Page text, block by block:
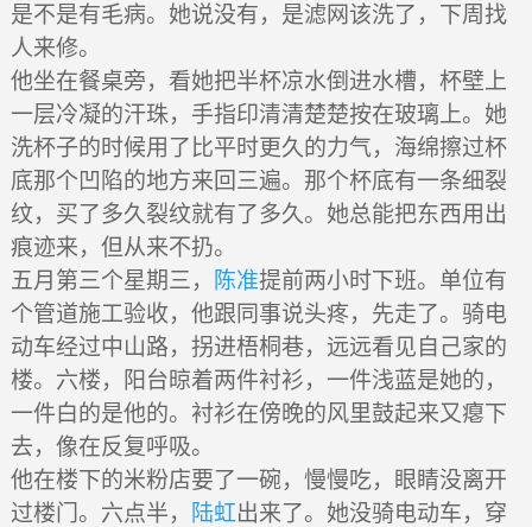
是不是有毛病。她说没有，是滤网该洗了，下周找
人来修。
他坐在餐桌旁，看她把半杯凉水倒进水槽，杯壁上
一层冷凝的汗珠，手指印清清楚楚按在玻璃上。她
洗杯子的时候用了比平时更久的力气，海绵擦过杯
底那个凹陷的地方来回三遍。那个杯底有一条细裂
纹，买了多久裂纹就有了多久。她总能把东西用出
痕迹来，但从来不扔。
五月第三个星期三，
陈准提前两小时下班。单位有
个管道施工验收，他跟同事说头疼，先走了。骑电
动车经过中山路，拐进梧桐巷，远远看见自己家的
楼。六楼，阳台晾着两件衬衫，一件浅蓝是她的，
一件白的是他的。衬衫在傍晚的风里鼓起来又瘪下
去，像在反复呼吸。
他在楼下的米粉店要了一碗，慢慢吃，眼睛没离开
过楼门。六点半，
陆虹出来了。她没骑电动车，穿